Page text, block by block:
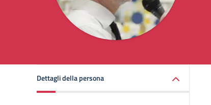
Dettagli della persona